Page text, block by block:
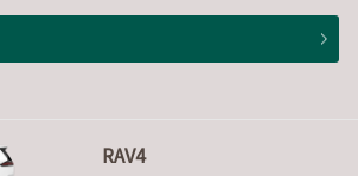
RAV4